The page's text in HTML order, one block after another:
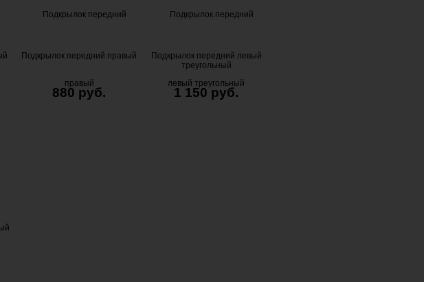
Подкрылок передний правый
880 руб.
Подкрылок передний левый
треугольный
1 150 руб.